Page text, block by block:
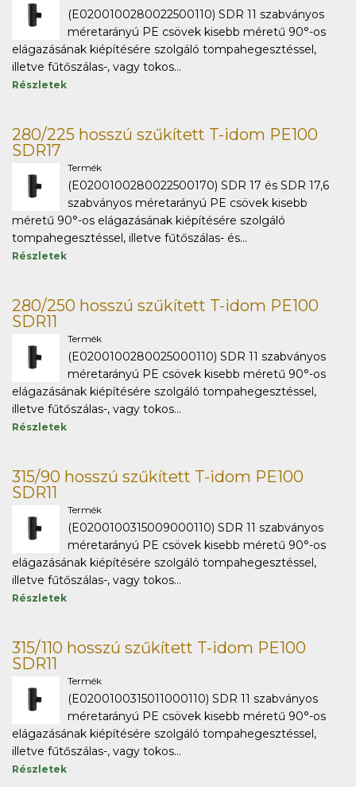
(E0200100280022500110) SDR 11 szabványos
méretarányú PE csövek kisebb méretű 90°-os
elágazásának kiépítésére szolgáló tompahegesztéssel,
illetve fűtőszálas-, vagy tokos...
Részletek
280/225 hosszú szűkített T-idom PE100
SDR17
Termék
(E0200100280022500170) SDR 17 és SDR 17,6
szabványos méretarányú PE csövek kisebb
méretű 90°-os elágazásának kiépítésére szolgáló
tompahegesztéssel, illetve fűtőszálas- és...
Részletek
280/250 hosszú szűkített T-idom PE100
SDR11
Termék
(E0200100280025000110) SDR 11 szabványos
méretarányú PE csövek kisebb méretű 90°-os
elágazásának kiépítésére szolgáló tompahegesztéssel,
illetve fűtőszálas-, vagy tokos...
Részletek
315/90 hosszú szűkített T-idom PE100
SDR11
Termék
(E0200100315009000110) SDR 11 szabványos
méretarányú PE csövek kisebb méretű 90°-os
elágazásának kiépítésére szolgáló tompahegesztéssel,
illetve fűtőszálas-, vagy tokos...
Részletek
315/110 hosszú szűkített T-idom PE100
SDR11
Termék
(E0200100315011000110) SDR 11 szabványos
méretarányú PE csövek kisebb méretű 90°-os
elágazásának kiépítésére szolgáló tompahegesztéssel,
illetve fűtőszálas-, vagy tokos...
Részletek